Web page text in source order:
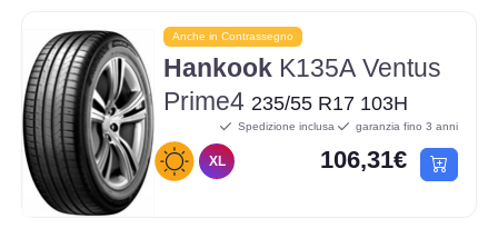
Anche in Contrassegno
Hankook K135A Ventus
Prime4 235/55 R17 103H
XL
Spedizione inclusa garanzia fino 3 anni
106,31€